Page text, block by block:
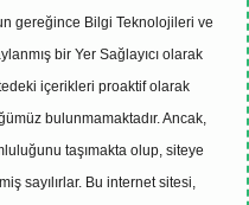
gereğince Bilgi Teknolojileri ve
bir Yer Sağlayıcı olarak
içerikleri proaktif olarak
bulunmamaktadır. Ancak,
taşımakta olup, siteye
sayılırlar. Bu internet sitesi,